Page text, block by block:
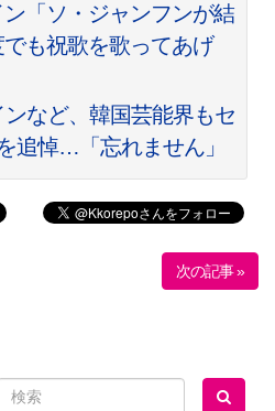
「ソ・ジャンフンが結
も祝歌を歌ってあげ
など、韓国芸能界もセ
追悼…「忘れません」
次の記事 »